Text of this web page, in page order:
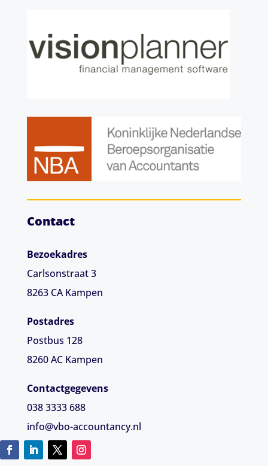
Contact
Bezoekadres
Carlsonstraat 3
8263 CA Kampen
Postadres
Postbus 128
8260 AC Kampen
Contactgegevens
038 3333 688
info@vbo-accountancy.nl